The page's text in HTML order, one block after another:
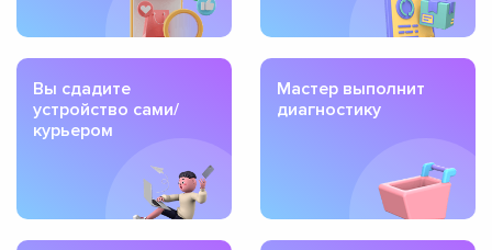
Вы сдадите
устройство сами/
курьером
Мастер выполнит
диагностику